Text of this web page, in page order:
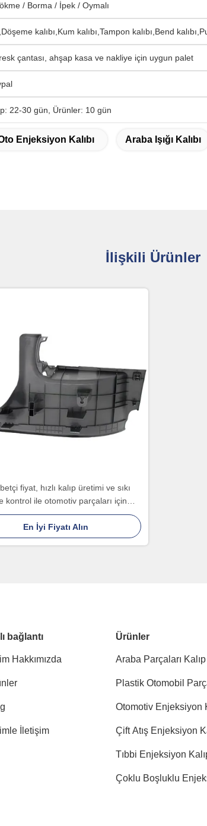
/ Borma / İpek / Oymalı
kalıbı,Kum kalıbı,Tampon kalıbı,Bend
çantası, ahşap kasa ve nakliye için uygun palet
22-30 gün, Ürünler: 10 gün
Enjeksiyon Kalıbı Araba Işığı Kalıbı
İlişkili Ürünler
fiyat, hızlı kalıp üretimi ve sıkı
kontrol ile otomotiv parçaları için
plastik enjeksiyon kalıbı
En İyi Fiyatı Alın
bağlantı
Hakkımızda
İletişim
Ürünler
Araba Parçaları Kalıp
Plastik Otomobil
Otomotiv Enjeksiyon
Çift Atış Enjeksiyon
Tıbbi Enjeksiyon
Çoklu Boşluklu